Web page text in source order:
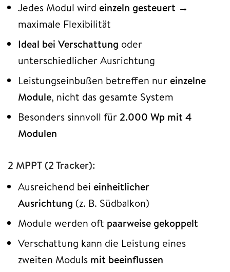
Jedes Modul wird einzeln gesteuert →
maximale Flexibilität
Ideal bei Verschattung oder
unterschiedlicher Ausrichtung
Leistungseinbußen betreffen nureinzelne
Module, nicht das gesamte System
Besonders sinnvoll für 2.000 Wp mit 4
Modulen
2 MPPT (2 Tracker):
Ausreichend bei einheitlicher
Ausrichtung (z. B. Südbalkon)
Module werden oft paarweise gekoppelt
Verschattung kann die Leistung eines
zweiten Moduls mit beeinflussen